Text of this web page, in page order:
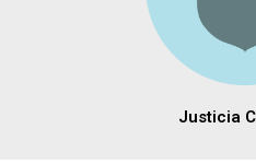
Justicia